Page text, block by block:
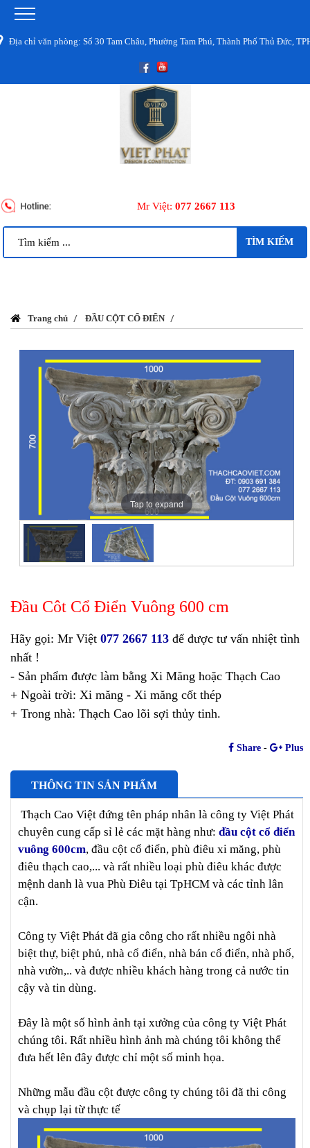
văn phòng: Số 30 Tam Châu, Phường Tam Phú, Thành Phố Thủ Đức, TPHCM
Mr Việt: 077 2667 113
TÌM KIẾM
Trang chủ ĐẦU CỘT CỔ ĐIỂN
Tap to expand
Đầu Côt Cổ Điển Vuông 600 cm
Hãy gọi: Mr Việt 077 2667 113 để được tư vấn nhiệt tình
nhất !
- Sản phẩm được làm bằng Xi Măng hoặc Thạch Cao
+ Ngoài trời: Xi măng - Xi măng cốt thép
+ Trong nhà: Thạch Cao lõi sợi thủy tinh.
Share - Plus
THÔNG TIN SẢN PHẨM
Thạch Cao Việt đứng tên pháp nhân là công ty Việt Phát
chuyên cung cấp sỉ lẻ các mặt hàng như: đầu cột cổ điển
vuông 600cm, đầu cột cổ điển, phù điêu xi măng, phù
điêu thạch cao,... và rất nhiều loại phù điêu khác được
mệnh danh là vua Phù Điêu tại TpHCM và các tỉnh lân
cận.
Công ty Việt Phát đã gia công cho rất nhiều ngôi nhà
biệt thự, biệt phủ, nhà cổ điển, nhà bán cổ điển, nhà phố,
nhà vườn,.. và được nhiều khách hàng trong cả nước tin
cậy và tin dùng.
Đây là một số hình ảnh tại xưởng của công ty Việt Phát
chúng tôi. Rất nhiều hình ảnh mà chúng tôi không thể
đưa hết lên đây được chỉ một số minh họa.
Những mẫu đầu cột được công ty chúng tôi đã thi công
và chụp lại từ thực tế